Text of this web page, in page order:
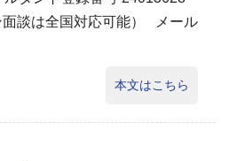
談は全国対応可能） メール
本文はこちら